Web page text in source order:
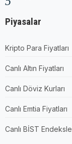
Piyasalar
Kripto Para Fiyatları
Canlı Altın Fiyatları
Canlı Döviz Kurları
Canlı Emtia Fiyatları
Canlı BİST